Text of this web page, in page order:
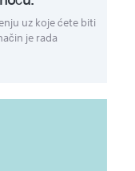
uz koje ćete biti
je rada